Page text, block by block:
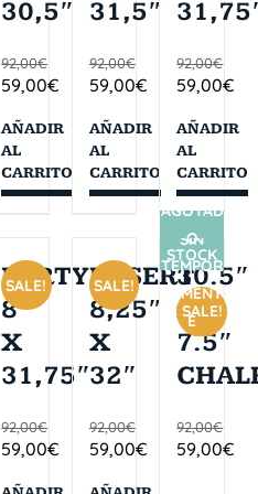
30,5″
92,00€
59,00€
AÑADIR
AL
CARRITO
31,5″
92,00€
59,00€
AÑADIR
AL
CARRITO
92,00€
59,00€
AÑADIR
AL
CARRITO
SALE!
PARTY
8″
X
31,75″
92,00€
59,00€
SALE!
DESERT
8,25″
X
32″
92,00€
59,00€
SIN
STOCK
SALE!
AGOTAD
O
TEMPOR
ALMENT
E
30.5″
x
7.5″
92,00€
59,00€